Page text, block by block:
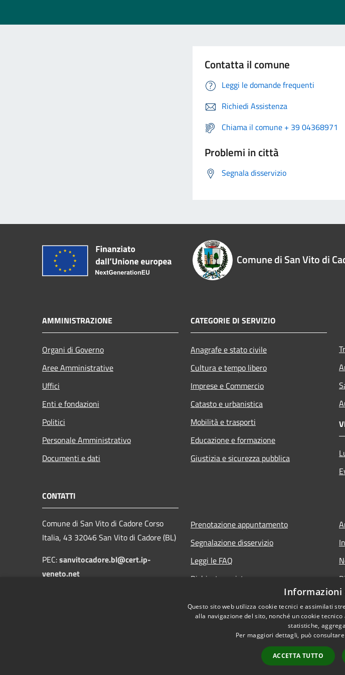
Contatta il comune
Leggi le domande frequenti
Richiedi Assistenza
Chiama il comune + 39 04368971
Problemi in città
Segnala disservizio
Comune di San Vito di
AMMINISTRAZIONE
Organi di Governo
Aree Amministrative
Uffici
Enti e fondazioni
Politici
Personale Amministrativo
Documenti e dati
CATEGORIE DI SERVIZIO
Anagrafe e stato civile
Cultura e tempo libero
Imprese e Commercio
Catasto e urbanistica
Mobilità e trasporti
Educazione e formazione
Giustizia e sicurezza pubblica
CONTATTI
Comune di San Vito di Cadore Corso
Italia, 43 32046 San Vito di Cadore (BL)
PEC:sanvitocadore.bl@cert.ip-
veneto.net
Prenotazione appuntamento
Segnalazione disservizio
Leggi le FAQ
Richiesta assistenza
Informazioni
Questo sito web utilizza cookie tecnici e assimilati
alla navigazione del sito, nonché un cookie
statistiche,
Per maggiori dettagli, può
ACCETTA TUTTO